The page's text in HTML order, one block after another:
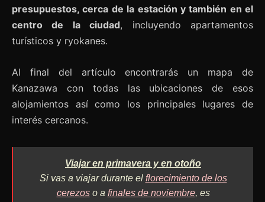
presupuestos, cerca de la estación y también en el
centro de la ciudad, incluyendo apartamentos
turísticos y ryokanes.
Al final del artículo encontrarás un mapa de
Kanazawa con todas las ubicaciones de esos
alojamientos así como los principales lugares de
interés cercanos.
Viajar en primavera y en otoño
Si vas a viajar durante el florecimiento de los
cerezoso a finales de noviembre, es